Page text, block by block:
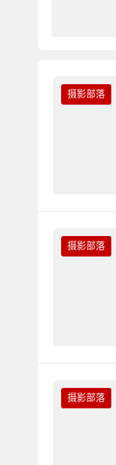
摄影部落
摄影部落
摄影部落